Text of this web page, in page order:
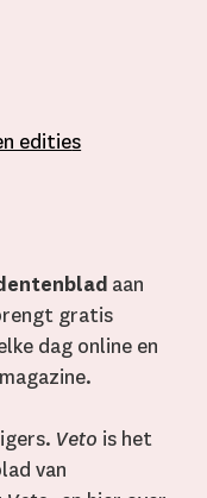
edities
aan
gratis
dag online en
Veto is het
van